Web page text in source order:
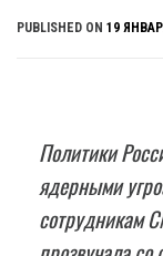
PUBLISHED ON 19
Политики
ядерными
сотрудникам